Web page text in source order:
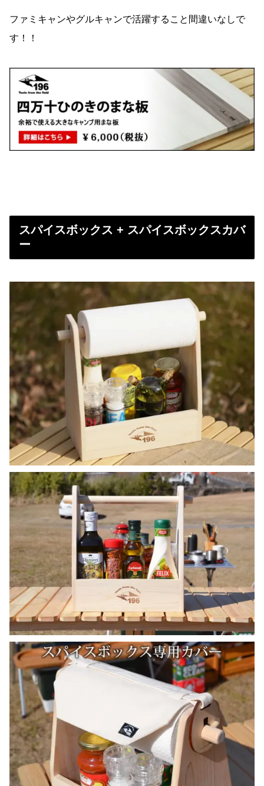
ファミキャンやグルキャンで活躍すること間違いなしで
す！！
スパイスボックス + スパイスボックスカバ
ー